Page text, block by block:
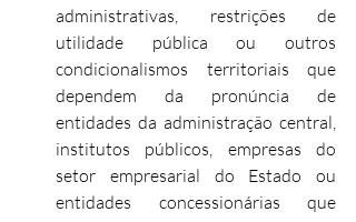
administrativas, restrições de
utilidade pública ou outros
condicionalismos territoriais que
dependem da pronúncia de
entidades da administração central,
institutos públicos, empresas do
setor empresarial do Estado ou
entidades concessionárias que